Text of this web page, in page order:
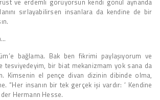
sırlayabilirsen insanlara da kendine de bir
bağlama. Bak ben fikrimi paylaşıyorum ve
tesviyedeyim, bir biat mekanizmam yok sana da
Kimsenin el pençe divan dizinin dibinde olma,
“Her insanın bir tek gerçek işi vardır: ‘ Kendine
Hermann Hesse.